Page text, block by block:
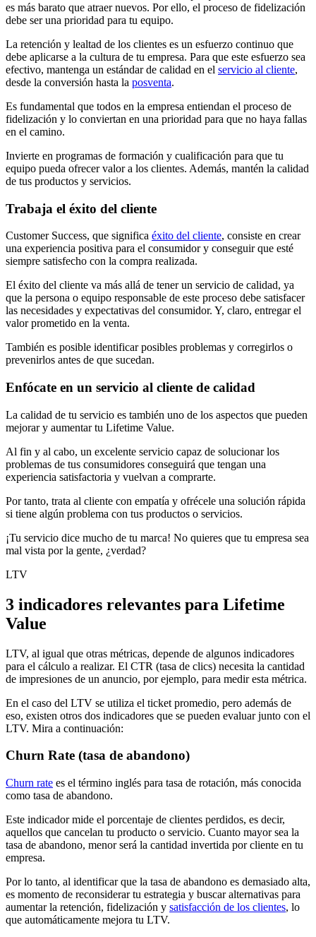
es más barato que atraer nuevos. Por ello, el proceso de fidelización
debe ser una prioridad para tu equipo.
La retención y lealtad de los clientes es un esfuerzo continuo que
debe aplicarse a la cultura de tu empresa. Para que este esfuerzo sea
efectivo, mantenga un estándar de calidad en el servicio al cliente,
desde la conversión hasta la posventa.
Es fundamental que todos en la empresa entiendan el proceso de
fidelización y lo conviertan en una prioridad para que no haya fallas
en el camino.
Invierte en programas de formación y cualificación para que tu
equipo pueda ofrecer valor a los clientes. Además, mantén la calidad
de tus productos y servicios.
Trabaja el éxito del cliente
Customer Success, que significa éxito del cliente, consiste en crear
una experiencia positiva para el consumidor y conseguir que esté
siempre satisfecho con la compra realizada.
El éxito del cliente va más allá de tener un servicio de calidad, ya
que la persona o equipo responsable de este proceso debe satisfacer
las necesidades y expectativas del consumidor. Y, claro, entregar el
valor prometido en la venta.
También es posible identificar posibles problemas y corregirlos o
prevenirlos antes de que sucedan.
Enfócate en un servicio al cliente de calidad
La calidad de tu servicio es también uno de los aspectos que pueden
mejorar y aumentar tu Lifetime Value.
Al fin y al cabo, un excelente servicio capaz de solucionar los
problemas de tus consumidores conseguirá que tengan una
experiencia satisfactoria y vuelvan a comprarte.
Por tanto, trata al cliente con empatía y ofrécele una solución rápida
si tiene algún problema con tus productos o servicios.
¡Tu servicio dice mucho de tu marca! No quieres que tu empresa sea
mal vista por la gente, ¿verdad?
LTV
3 indicadores relevantes para Lifetime
Value
LTV, al igual que otras métricas, depende de algunos indicadores
para el cálculo a realizar. El CTR (tasa de clics) necesita la cantidad
de impresiones de un anuncio, por ejemplo, para medir esta métrica.
En el caso del LTV se utiliza el ticket promedio, pero además de
eso, existen otros dos indicadores que se pueden evaluar junto con el
LTV. Mira a continuación:
Churn Rate (tasa de abandono)
Churn rate es el término inglés para tasa de rotación, más conocida
como tasa de abandono.
Este indicador mide el porcentaje de clientes perdidos, es decir,
aquellos que cancelan tu producto o servicio. Cuanto mayor sea la
tasa de abandono, menor será la cantidad invertida por cliente en tu
empresa.
Por lo tanto, al identificar que la tasa de abandono es demasiado alta,
es momento de reconsiderar tu estrategia y buscar alternativas para
aumentar la retención, fidelización y satisfacción de los clientes, lo
que automáticamente mejora tu LTV.